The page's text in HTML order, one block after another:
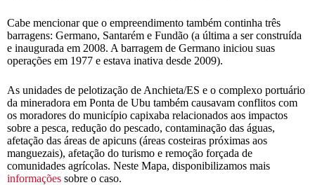
Cabe mencionar que o empreendimento também continha três
barragens: Germano, Santarém e Fundão (a última a ser construída
e inaugurada em 2008. A barragem de Germano iniciou suas
operações em 1977 e estava inativa desde 2009).
As unidades de pelotização de Anchieta/ES e o complexo portuário
da mineradora em Ponta de Ubu também causavam conflitos com
os moradores do município capixaba relacionados aos impactos
sobre a pesca, redução do pescado, contaminação das águas,
afetação das áreas de apicuns (áreas costeiras próximas aos
manguezais), afetação do turismo e remoção forçada de
comunidades agrícolas. Neste Mapa, disponibilizamos mais
informações sobre o caso.